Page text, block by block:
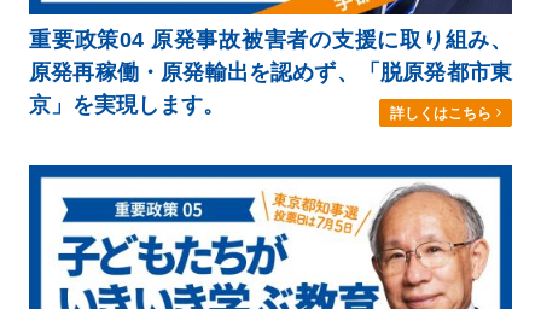
重要政策04 原発事故被害者の支援に取り組み、
原発再稼働・原発輸出を認めず、「脱原発都市東
京」を実現します。
詳しくはこちら